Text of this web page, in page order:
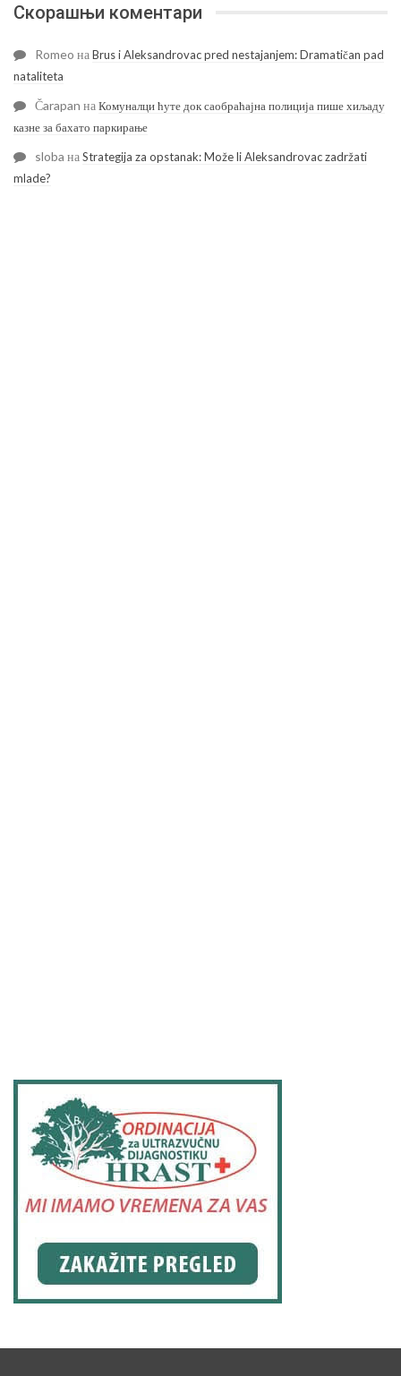
Скорашњи коментари
Romeo наBrus i Aleksandrovac pred nestajanjem: Dramatičan pad
nataliteta
Čarapan наКомуналци ћуте док саобраћајна полиција пише хиљаду
казне за бахато паркирање
sloba наStrategija za opstanak: Može li Aleksandrovac zadržati
mlade?